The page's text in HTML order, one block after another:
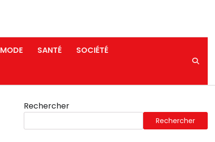
MODE SANTÉ
SOCIÉTÉ
Rechercher
Rechercher